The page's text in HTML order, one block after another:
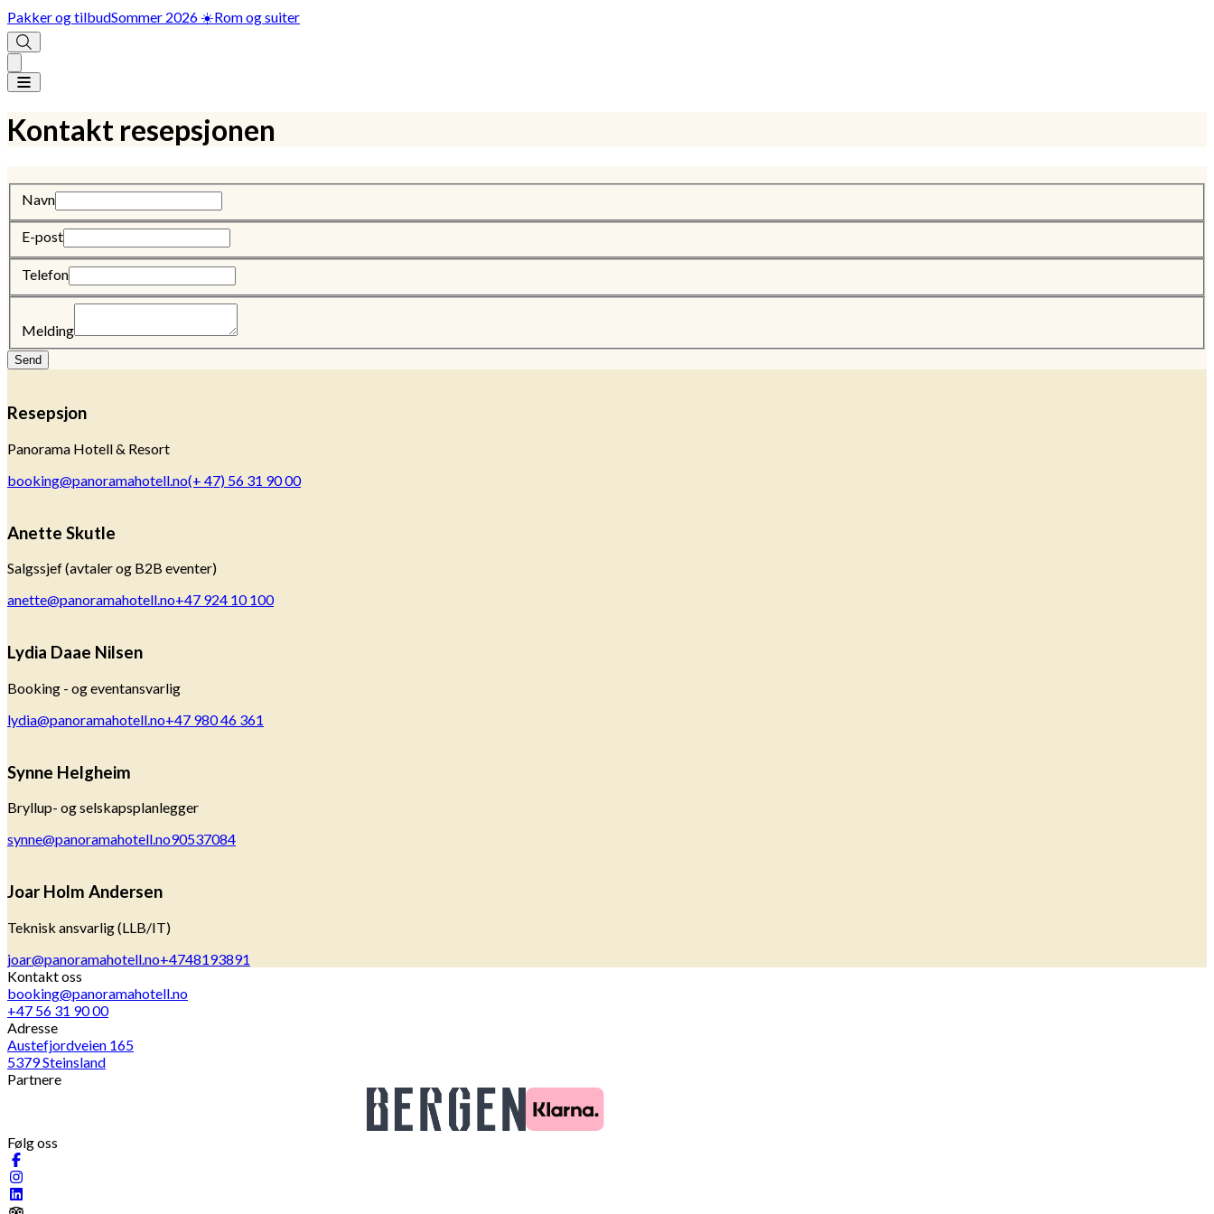
Pakker og tilbudSommer 2026 ☀️Rom og suiter
Kontakt resepsjonen
Navn
E-post
Telefon
Melding
Send
Resepsjon
Panorama Hotell & Resort
booking@panoramahotell.no(+ 47) 56 31 90 00
Anette Skutle
Salgssjef (avtaler og B2B eventer)
anette@panoramahotell.no+47 924 10 100
Lydia Daae Nilsen
Booking - og eventansvarlig
lydia@panoramahotell.no+47 980 46 361
Synne Helgheim
Bryllup- og selskapsplanlegger
synne@panoramahotell.no90537084
Joar Holm Andersen
Teknisk ansvarlig (LLB/IT)
joar@panoramahotell.no+4748193891
Kontakt oss
booking@panoramahotell.no
+47 56 31 90 00
Adresse
Austefjordveien 165
5379 Steinsland
Partnere
Følg oss